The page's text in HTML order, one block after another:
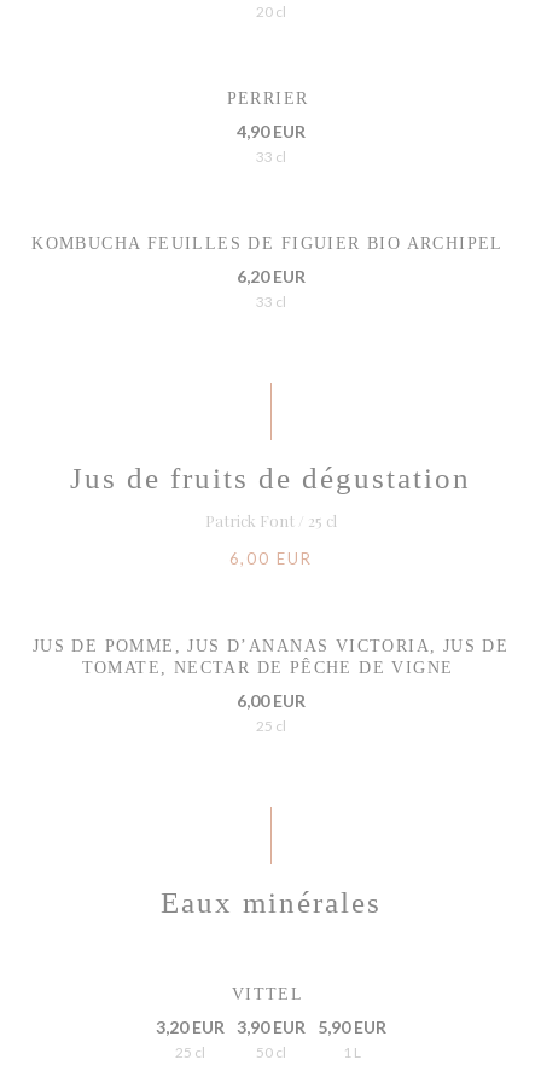
20 cl
PERRIER
4,90 EUR
33 cl
KOMBUCHA FEUILLES DE FIGUIER BIO ARCHIPEL
6,20 EUR
33 cl
Jus de fruits de dégustation
Patrick Font / 25 cl
6,00 EUR
JUS DE POMME, JUS D’ANANAS VICTORIA, JUS DE
TOMATE, NECTAR DE PÊCHE DE VIGNE
6,00 EUR
25 cl
Eaux minérales
VITTEL
3,20 EUR
25 cl
3,90 EUR
50 cl
5,90 EUR
1 L